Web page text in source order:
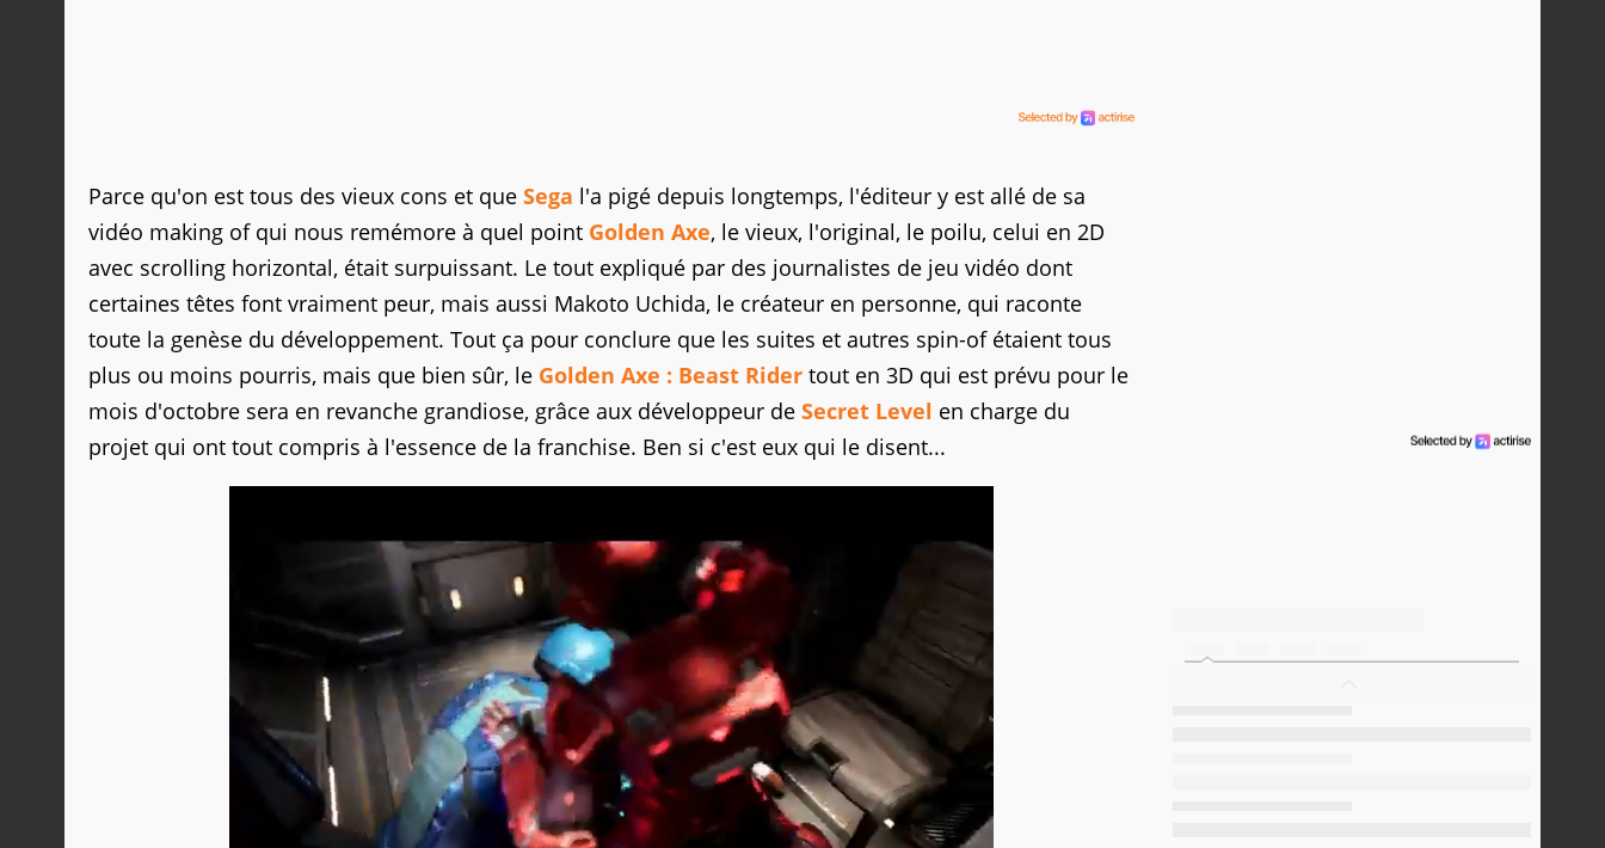
Parce qu'on est tous des vieux cons et que Sega l'a pigé depuis longtemps, l'éditeur y est allé de sa
vidéo making of qui nous remémore à quel point Golden Axe, le vieux, l'original, le poilu, celui en 2D
avec scrolling horizontal, était surpuissant. Le tout expliqué par des journalistes de jeu vidéo dont
certaines têtes font vraiment peur, mais aussi Makoto Uchida, le créateur en personne, qui raconte
toute la genèse du développement. Tout ça pour conclure que les suites et autres spin-of étaient tous
plus ou moins pourris, mais que bien sûr, le Golden Axe : Beast Rider tout en 3D qui est prévu pour le
mois d'octobre sera en revanche grandiose, grâce aux développeur de Secret Level en charge du
projet qui ont tout compris à l'essence de la franchise. Ben si c'est eux qui le disent...